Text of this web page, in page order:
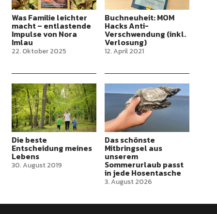
Was Familie leichter
macht – entlastende
Impulse von Nora
Imlau
22. Oktober 2025
Buchneuheit: MOM
Hacks Anti-
Verschwendung (inkl.
Verlosung)
12. April 2021
Die beste
Entscheidung meines
Lebens
30. August 2019
Das schönste
Mitbringsel aus
unserem
Sommerurlaub passt
in jede Hosentasche
3. August 2026